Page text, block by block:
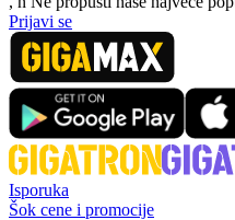
Prijavi se
Isporuka
Šok cene i promocije